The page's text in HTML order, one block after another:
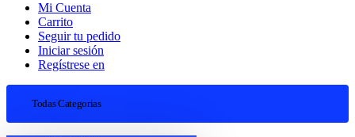
Mi Cuenta
Carrito
Seguir tu pedido
Iniciar sesión
Regístrese en
Todas Categorias